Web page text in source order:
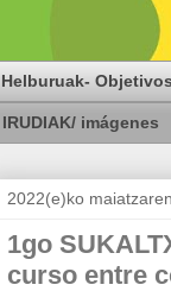
Helburuak-
IRUDIAK/ imágenes
2022(e)ko
1go
curso entre